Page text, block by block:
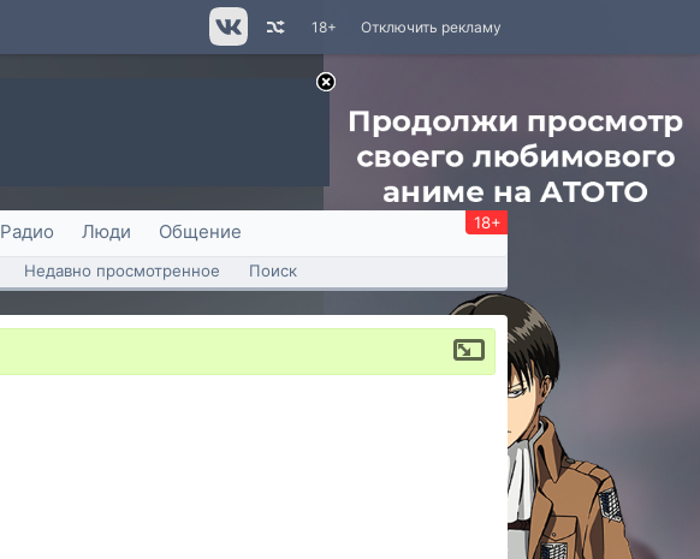
Отключить рекламу
18+
Радио Люди Общение 18+
Недавно просмотренное Поиск